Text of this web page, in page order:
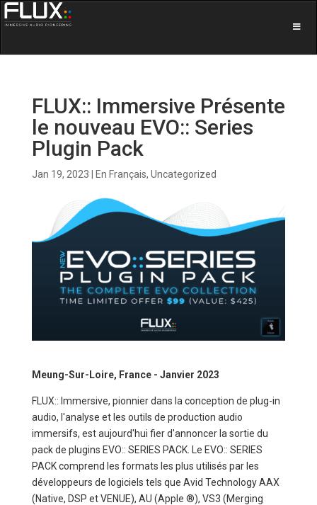
FLUX:: Immersive Présente
le nouveau EVO:: Series
Plugin Pack
Jan 19, 2023 En Français, Uncategorized
Meung-Sur-Loire, France - Janvier 2023
FLUX:: Immersive, pionnier dans la conception de plug-in
audio, l'analyse et les outils de production audio
immersifs, est aujourd'hui fier d'annoncer la sortie du
pack de plugins EVO:: SERIES PACK. Le EVO:: SERIES
PACK comprend les formats les plus utilisés par les
développeurs de logiciels tels que Avid Technology AAX
(Native, DSP et VENUE), AU (Apple ®), VS3 (Merging